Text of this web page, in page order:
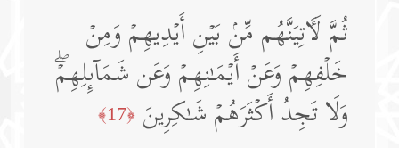
ثُمَّ لَـَٔاتِیَنَّهُم مِّنۢ بَیۡنِ أَیۡدِیهِمۡ وَمِنۡ
خَلۡفِهِمۡ وَعَنۡ أَیۡمَـٰنِهِمۡ وَعَن شَمَاۤىِٕلِهِمۡۖ
وَلَا تَجِدُ أَكۡثَرَهُمۡ شَـٰكِرِینَ ﴿17﴾